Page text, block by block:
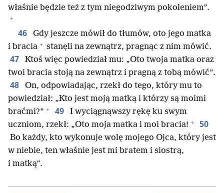
właśnie będzie też z tym niegodziwym pokoleniem”.
+
46
Gdy jeszcze mówił do tłumów, oto jego matka
i bracia + stanęli na zewnątrz, pragnąc z nim mówić.
47
Ktoś więc powiedział mu: „Oto twoja matka oraz
twoi bracia stoją na zewnątrz i pragną z tobą mówić”.
48
On, odpowiadając, rzekł do tego, który mu to
powiedział: „Kto jest moją matką i którzy są moimi
braćmi?” + 49
I wyciągnąwszy rękę ku swym
uczniom, rzekł: „Oto moja matka i moi bracia! + 50
Bo każdy, kto wykonuje wolę mojego Ojca, który jest
w niebie, ten właśnie jest mi bratem i siostrą,
i matką”.